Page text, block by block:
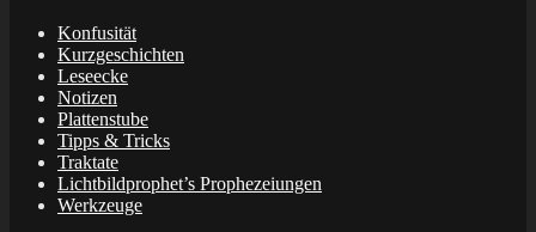
Konfusität
Kurzgeschichten
Leseecke
Notizen
Plattenstube
Tipps & Tricks
Traktate
Lichtbildprophet’s Prophezeiungen
Werkzeuge